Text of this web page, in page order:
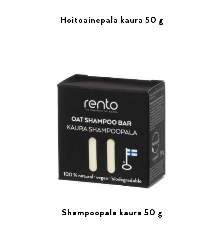
Hoitoainepala kaura 50 g
Shampoopala kaura 50 g